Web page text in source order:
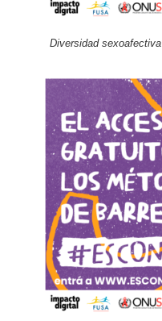
Diversidad sexoafectiva